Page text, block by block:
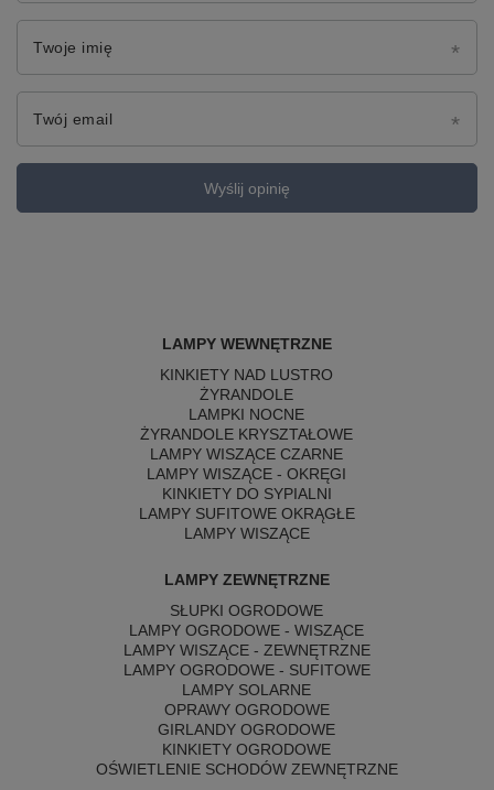
Twoje imię
Twój email
Wyślij opinię
LAMPY WEWNĘTRZNE
KINKIETY NAD LUSTRO
ŻYRANDOLE
LAMPKI NOCNE
ŻYRANDOLE KRYSZTAŁOWE
LAMPY WISZĄCE CZARNE
LAMPY WISZĄCE - OKRĘGI
KINKIETY DO SYPIALNI
LAMPY SUFITOWE OKRĄGŁE
LAMPY WISZĄCE
LAMPY ZEWNĘTRZNE
SŁUPKI OGRODOWE
LAMPY OGRODOWE - WISZĄCE
LAMPY WISZĄCE - ZEWNĘTRZNE
LAMPY OGRODOWE - SUFITOWE
LAMPY SOLARNE
OPRAWY OGRODOWE
GIRLANDY OGRODOWE
KINKIETY OGRODOWE
OŚWIETLENIE SCHODÓW ZEWNĘTRZNE